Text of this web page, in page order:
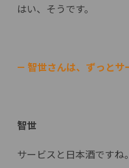
はい、そうです。
— 智世さんは、ずっとサ
智世
サービスと日本酒ですね